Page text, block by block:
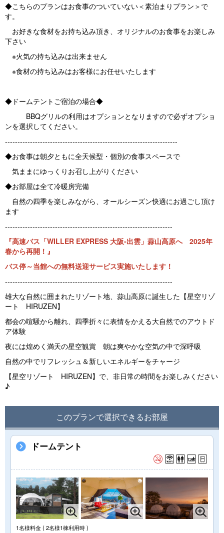
◆こちらのプランはお食事のついていない＜素泊まりプラン＞で
す。
お好きな食材をお持ち込み頂き、オリジナルのお食事をお楽しみ
下さい
※火気の持ち込みは出来ません
※食材の持ち込みはお客様にお任せいたします
◆ドームテントご宿泊の場合◆
BBQグリルの利用はオプションとなりますので必ずオプショ
ンを選択してください。
---------------------------------------------------------------------
◆お食事は朝夕ともに全天候型・個別の食事スペースで
気ままにゆっくりお召し上がりください
◆お部屋は全て冷暖房完備
自然の四季を楽しみながら、オールシーズン快適にお過ごし頂け
ます
-------------------------------------------------------------------
『高速バス「WILLER EXPRESS 大阪-出雲」蒜山高原へ 2025年
春から再開！』
バス停～当館への無料送迎サービス実施いたします！
-------------------------------------------------------------------
雄大な自然に囲まれたリゾート地、蒜山高原に誕生した【星空リゾ
ート HIRUZEN】
都会の喧騒から離れ、四季折々に表情をかえる大自然でのアウトド
ア体験
夜には煌めく満天の星空観賞 朝は爽やかな空気の中で深呼吸
自然の中でリフレッシュ＆新しいエネルギーをチャージ
【星空リゾート HIRUZEN】で、非日常の時間をお楽しみください
♪
このプランで選択できるお部屋
ドームテント
1名様料金( 2名様1棟利用時 )